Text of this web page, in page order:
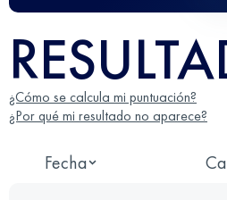
¿Cómo se calcula mi puntuación?
¿Por qué mi resultado no aparece?
Fecha